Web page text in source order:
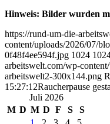
Hinweis: Bilder wurden
https://rund-um-die-
content/uploads/2026/07/
0f48f4ee594f.jpg 1024
arbeitswelt.com/wp-
arbeitswelt2-300x144.png
15:27:12Raucherpause
Juli 2026
M D M D F S
S